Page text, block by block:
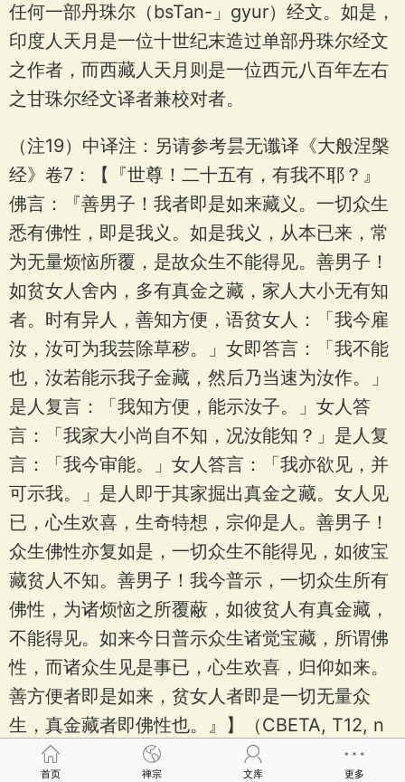
任何一部丹珠尔（bsTan-」gyur）经文。如是，
印度人天月是一位十世纪末造过单部丹珠尔经文
之作者，而西藏人天月则是一位西元八百年左右
之甘珠尔经文译者兼校对者。
（注19）中译注：另请参考昙无谶译《大般涅槃
经》卷7：【『世尊！二十五有，有我不耶？』
佛言：『善男子！我者即是如来藏义。一切众生
悉有佛性，即是我义。如是我义，从本已来，常
为无量烦恼所覆，是故众生不能得见。善男子！
如贫女人舍内，多有真金之藏，家人大小无有知
者。时有异人，善知方便，语贫女人：「我今雇
汝，汝可为我芸除草秽。」女即答言：「我不能
也，汝若能示我子金藏，然后乃当速为汝作。」
是人复言：「我知方便，能示汝子。」女人答
言：「我家大小尚自不知，况汝能知？」是人复
言：「我今审能。」女人答言：「我亦欲见，并
可示我。」是人即于其家掘出真金之藏。女人见
已，心生欢喜，生奇特想，宗仰是人。善男子！
众生佛性亦复如是，一切众生不能得见，如彼宝
藏贫人不知。善男子！我今普示，一切众生所有
佛性，为诸烦恼之所覆蔽，如彼贫人有真金藏，
不能得见。如来今日普示众生诸觉宝藏，所谓佛
性，而诸众生见是事已，心生欢喜，归仰如来。
善方便者即是如来，贫女人者即是一切无量众
生，真金藏者即佛性也。』】（CBETA, T12, n
o. 374, p. 407, b7-28）
首页 禅宗 文库 更多